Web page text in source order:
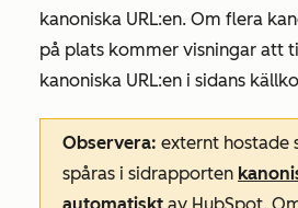
kanoniska URL:en. Om flera
på plats kommer visningar att
kanoniska URL:en i sidans
Observera: externt hostade
spåras i sidrapporten